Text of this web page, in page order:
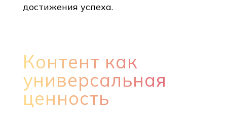
достижения успеха.
Контент как
универсальная
ценность